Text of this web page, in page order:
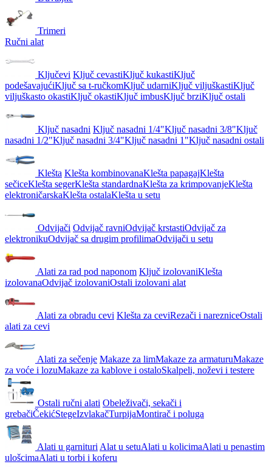
Trimeri
Ručni alat
Ključevi Ključ cevastiKljuč kukastiKljuč
podešavajućiKljuč sa t-ručkomKljuč udarniKljuč viljuškastiKljuč
viljuškasto okastiKljuč okastiKljuč imbusKljuč brziKljuč ostali
Ključ nasadni Ključ nasadni 1/4"Ključ nasadni 3/8"Ključ
nasadni 1/2"Ključ nasadni 3/4"Ključ nasadni 1"Ključ nasadni ostali
Klešta Klešta kombinovanaKlešta papagajKlešta
sečiceKlešta segerKlešta standardnaKlešta za krimpovanjeKlešta
elektroničarskaKlešta ostalaKlešta u setu
Odvijači Odvijač ravniOdvijač krstastiOdvijač za
elektronikuOdvijač sa drugim profilimaOdvijači u setu
Alati za rad pod naponom Ključ izolovaniKlešta
izolovanaOdvijač izolovaniOstali izolovani alat
Alati za obradu cevi Klešta za ceviRezači i narezniceOstali
alati za cevi
Alati za sečenje Makaze za limMakaze za armaturuMakaze
za voće i lozuMakaze za kablove i ostaloSkalpeli, noževi i testere
Ostali ručni alati Obeleživači, sekači i
grebačiČekićStegeIzvlakačTurpijaMontirač i poluga
Alati u garnituri Alat u setuAlati u kolicimaAlati u penastim
ulošcimaAlati u torbi i koferu